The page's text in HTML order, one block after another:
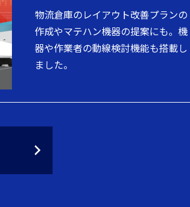
物流倉庫のレイアウト改善プランの
作成やマテハン機器の提案にも。機
器や作業者の動線検討機能も搭載し
ました。